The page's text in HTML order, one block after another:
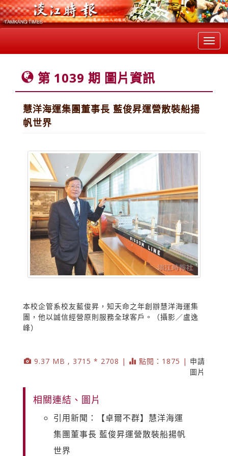
第 1039 期 圖片資訊
慧洋海運集團董事長 藍俊昇運營散裝船揚
帆世界
本校企管系校友藍俊昇，知天命之年創辦慧洋海運集
團，他以誠信經營原則服務全球客戶。（攝影／盧逸
峰）
9.37 MB , 3715 * 2708 | 點閱：1875 | 申請
圖片
相關連結、圖片
引用新聞：【卓爾不群】慧洋海運
集團董事長 藍俊昇運營散裝船揚帆
世界